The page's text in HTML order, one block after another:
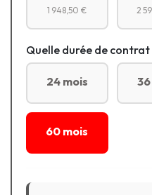
1 948,50 € 2
Quelle durée de
24 mois
60 mois